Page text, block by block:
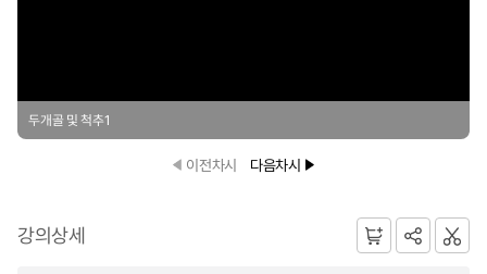
두개골 및 척추1
이전차시 다음차시
강의상세